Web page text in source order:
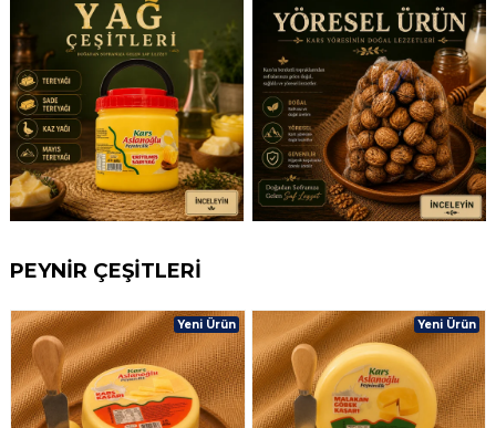
PEYNİR ÇEŞİTLERİ
Yeni Ürün Yeni Ürün